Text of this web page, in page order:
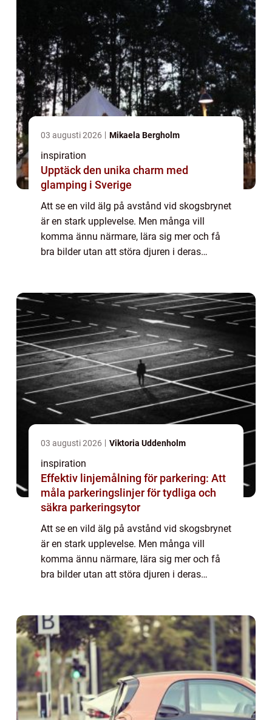
03 augusti 2026 Mikaela Bergholm
inspiration
Upptäck den unika charm med
glamping i Sverige
Att se en vild älg på avstånd vid skogsbrynet
är en stark upplevelse. Men många vill
komma ännu närmare, lära sig mer och få
bra bilder utan att störa djuren i deras
03 augusti 2026 Viktoria Uddenholm
inspiration
Effektiv linjemålning för parkering: Att
måla parkeringslinjer för tydliga och
säkra parkeringsytor
Att se en vild älg på avstånd vid skogsbrynet
är en stark upplevelse. Men många vill
komma ännu närmare, lära sig mer och få
bra bilder utan att störa djuren i deras